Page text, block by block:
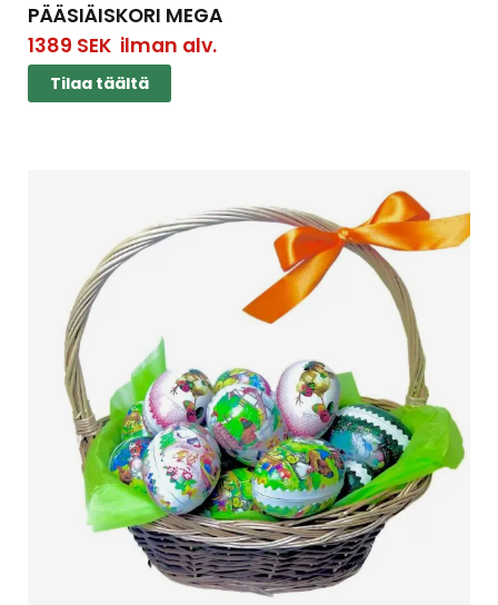
PÄÄSIÄISKORI MEGA
1389 SEKilman alv.
Tilaa täältä